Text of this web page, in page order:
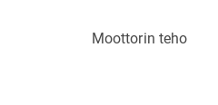
Moottorin teho